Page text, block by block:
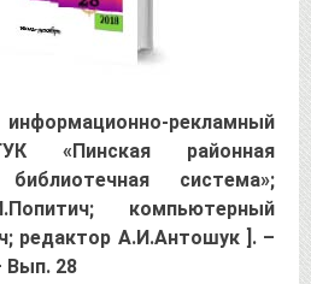
рекламный
«Пинская районная
библиотечная система»;
компьютерный
редактор А.И.Антошук ]. –
Вып. 28